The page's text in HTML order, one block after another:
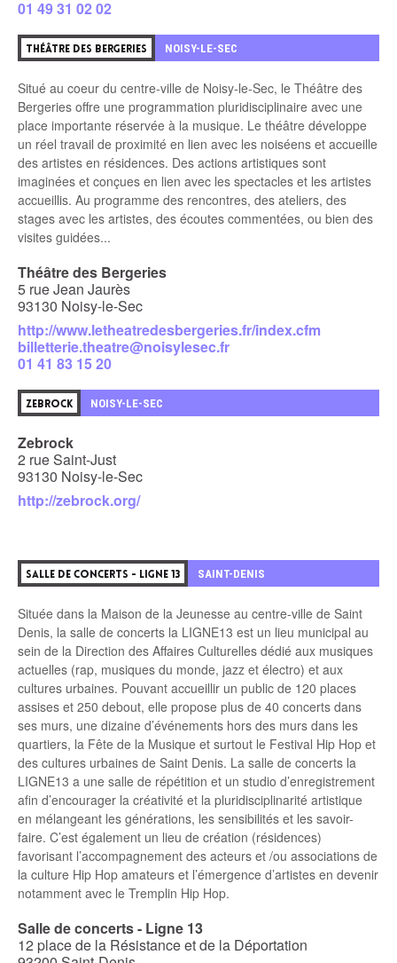
01 49 31 02 02
THÉÂTRE DES BERGERIES NOISY-LE-SEC
Situé au coeur du centre-ville de Noisy-le-Sec, le Théâtre des
Bergeries offre une programmation pluridisciplinaire avec une
place importante réservée à la musique. Le théâtre développe
un réel travail de proximité en lien avec les noiséens et accueille
des artistes en résidences. Des actions artistiques sont
imaginées et conçues en lien avec les spectacles et les artistes
accueillis. Au programme des rencontres, des ateliers, des
stages avec les artistes, des écoutes commentées, ou bien des
visites guidées...
Théâtre des Bergeries
5 rue Jean Jaurès
93130 Noisy-le-Sec
http://www.letheatredesbergeries.fr/index.cfm
billetterie.theatre@noisylesec.fr
01 41 83 15 20
ZEBROCK NOISY-LE-SEC
Zebrock
2 rue Saint-Just
93130 Noisy-le-Sec
http://zebrock.org/
SALLE DE CONCERTS - LIGNE 13 SAINT-DENIS
Située dans la Maison de la Jeunesse au centre-ville de Saint
Denis, la salle de concerts la LIGNE13 est un lieu municipal au
sein de la Direction des Affaires Culturelles dédié aux musiques
actuelles (rap, musiques du monde, jazz et électro) et aux
cultures urbaines. Pouvant accueillir un public de 120 places
assises et 250 debout, elle propose plus de 40 concerts dans
ses murs, une dizaine d’événements hors des murs dans les
quartiers, la Fête de la Musique et surtout le Festival Hip Hop et
des cultures urbaines de Saint Denis. La salle de concerts la
LIGNE13 a une salle de répétition et un studio d’enregistrement
afin d’encourager la créativité et la pluridisciplinarité artistique
en mélangeant les générations, les sensibilités et les savoir-
faire. C’est également un lieu de création (résidences)
favorisant l’accompagnement des acteurs et /ou associations de
la culture Hip Hop amateurs et l’émergence d’artistes en devenir
notamment avec le Tremplin Hip Hop.
Salle de concerts - Ligne 13
12 place de la Résistance et de la Déportation